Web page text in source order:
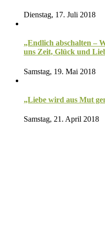
Dienstag, 17. Juli 2018
„Endlich abschalten –
uns Zeit, Glück und
Samstag, 19. Mai 2018
„Liebe wird aus Mut
Samstag, 21. April 2018